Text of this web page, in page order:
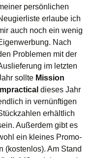
persönlichen
erlaube ich
auch noch ein wenig
Nach
Problemen mit der
im letzten
sollte Mission
Impractical dieses Jahr
in vernünftigen
erhältlich
Außerdem gibt es
ein kleines Promo-
(kostenlos). Am Stand